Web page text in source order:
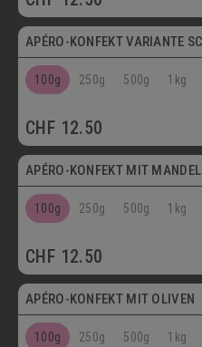
APÉRO-KONFEKT VARIANTE
100g 250g 500g 1kg
CHF 12.50
Vegetarisch
APÉRO-KONFEKT MIT MANDEL
100g 250g 500g 1kg
CHF 12.50
Vegetarisch
APÉRO-KONFEKT MIT OLIVEN
100g 250g 500g 1kg